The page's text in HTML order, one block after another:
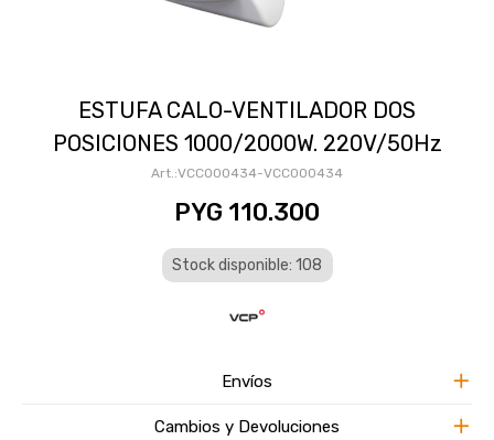
ESTUFA CALO-VENTILADOR DOS
POSICIONES 1000/2000W. 220V/50Hz
VCC000434-VCC000434
PYG 110.300
Stock disponible: 108
Envíos
Cambios y Devoluciones